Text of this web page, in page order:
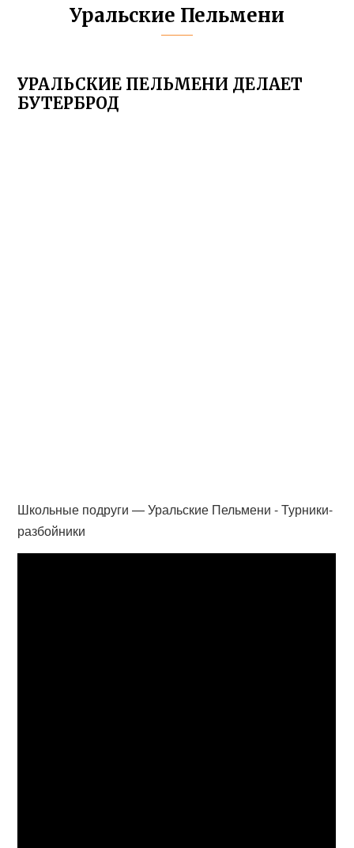
Уральские Пельмени
УРАЛЬСКИЕ ПЕЛЬМЕНИ ДЕЛАЕТ
БУТЕРБРОД
Школьные подруги — Уральские Пельмени - Турники-
разбойники